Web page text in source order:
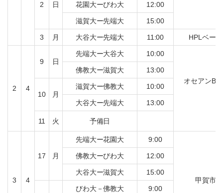
2 日 花園大ーびわ大 12:00
滋賀大ー先端大 15:00
3 月 大谷大ー先端大 11:00 HPLベー
2 4
9 日
先端大ー大谷大 10:00
オセアン
佛教大ー滋賀大 13:00
10 月
滋賀大ー佛教大 10:00
大谷大ー先端大 13:00
11 火 予備日
3 4
17 月
先端大ー花園大 9:00
甲賀市
佛教大ーびわ大 12:00
大谷大ー滋賀大 15:00
びわ大－佛教大 9:00